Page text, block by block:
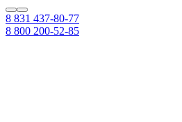
8 831 437-80-77
8 800 200-52-85